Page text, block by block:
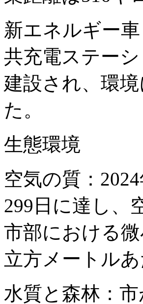
新エネルギー
共充電ステー
建設され、環
た。
生態環境
空気の質：
299日に達し、
市部における
立方メートル
水質と森林：